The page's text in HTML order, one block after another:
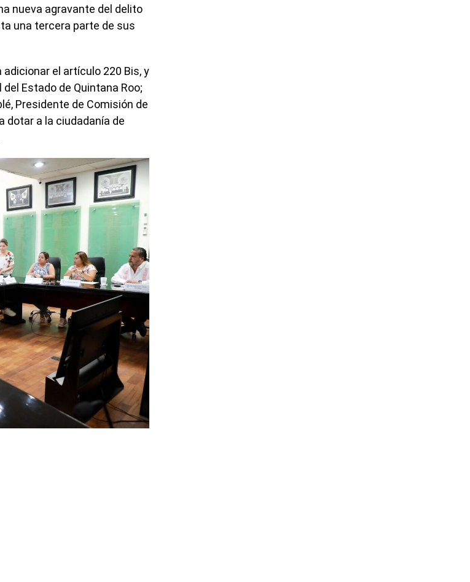
nueva agravante del delito
una tercera parte de sus
el artículo 220 Bis, y
Estado de Quintana Roo;
Presidente de Comisión de
dotar a la ciudadanía de